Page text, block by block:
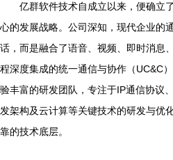
亿群软件技术自成立以来，便确立
心的发展战略。公司深知，现代企业的
话，而是融合了语音、视频、即时消息
程深度集成的统一通信与协作（UC&C
验丰富的研发团队，专注于IP通信协议
发架构及云计算等关键技术的研发与优
靠的技术底层。